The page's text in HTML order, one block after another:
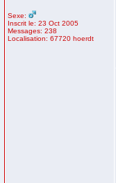
Sexe:
Inscrit le: 23 Oct 2005
Messages: 238
Localisation: 67720 hoerdt